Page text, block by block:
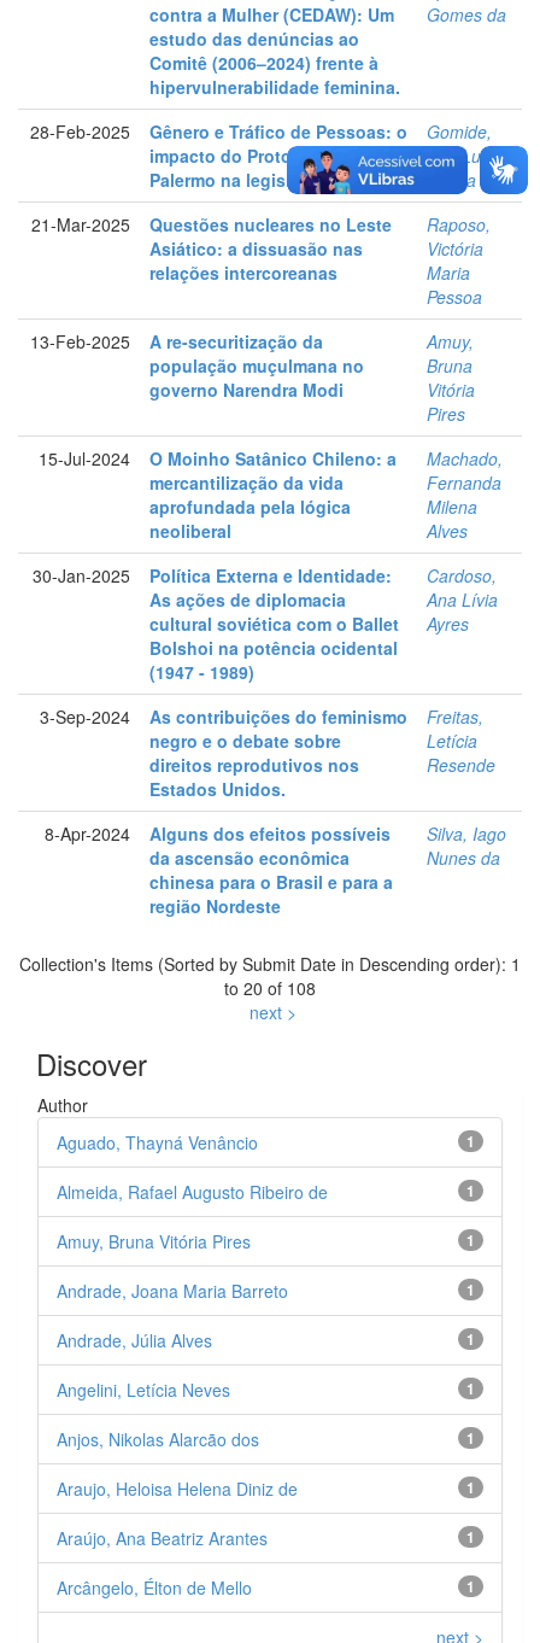
contra a Mulher (CEDAW): Um
estudo das denúncias ao
Comitê (2006–2024) frente à
hipervulnerabilidade feminina.
Gomes da
28-Feb-2025
Gênero e Tráfico de Pessoas: o
impacto do Protocolo de
Palermo na legislação nacional
Gomide,
Ana Luiza
Rocha
21-Mar-2025
Questões nucleares no Leste
Asiático: a dissuasão nas
relações intercoreanas
Raposo,
Victória
Maria
Pessoa
13-Feb-2025
A re-securitização da
população muçulmana no
governo Narendra Modi
Amuy,
Bruna
Vitória
Pires
15-Jul-2024
O Moinho Satânico Chileno: a
mercantilização da vida
aprofundada pela lógica
neoliberal
Machado,
Fernanda
Milena
Alves
30-Jan-2025
Política Externa e Identidade:
As ações de diplomacia
cultural soviética com o Ballet
Bolshoi na potência ocidental
(1947 - 1989)
Cardoso,
Ana Lívia
Ayres
3-Sep-2024
As contribuições do feminismo
negro e o debate sobre
direitos reprodutivos nos
Estados Unidos.
Freitas,
Letícia
Resende
8-Apr-2024
Alguns dos efeitos possíveis
da ascensão econômica
chinesa para o Brasil e para a
região Nordeste
Silva, Iago
Nunes da
Collection's Items (Sorted by Submit Date in Descending order): 1
to 20 of 108
next >
Discover
Author
1
Aguado, Thayná Venâncio
1
Almeida, Rafael Augusto Ribeiro de
1
Amuy, Bruna Vitória Pires
1
Andrade, Joana Maria Barreto
1
Andrade, Júlia Alves
1
Angelini, Letícia Neves
1
Anjos, Nikolas Alarcão dos
1
Araujo, Heloisa Helena Diniz de
1
Araújo, Ana Beatriz Arantes
1
Arcângelo, Élton de Mello
next >